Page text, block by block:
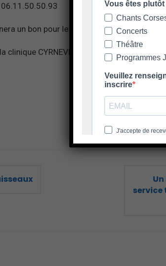
06.11.50.50.93
un bon pour le vétérinaire
clinique CYRNEVET au 09.67.04.49.60
service